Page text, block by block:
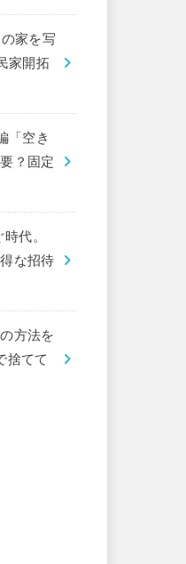
家を写
家開拓
「空き
？固定
代。
な招待
方法を
捨てて